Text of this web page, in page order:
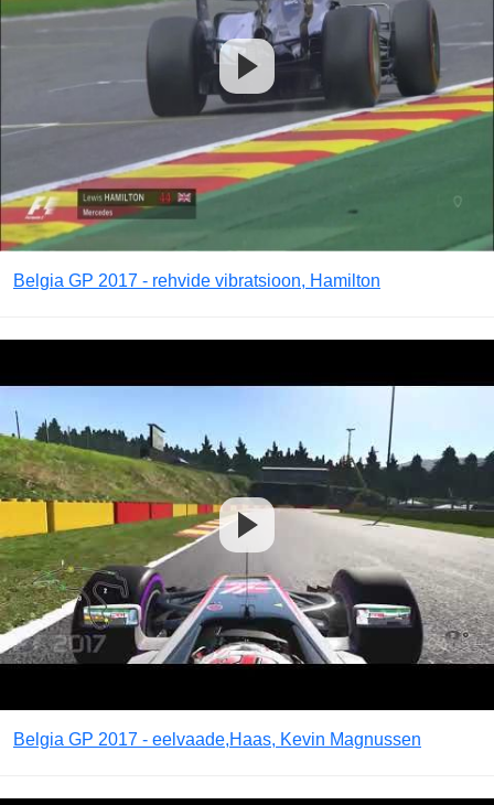
Belgia GP 2017 - rehvide vibratsioon, Hamilton
Belgia GP 2017 - eelvaade,Haas, Kevin Magnussen